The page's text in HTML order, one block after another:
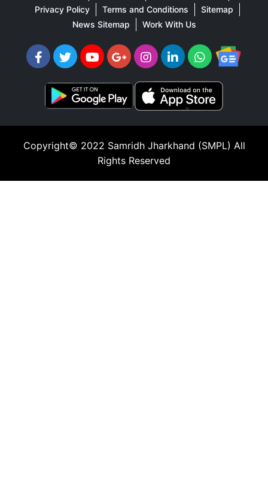
Privacy Policy
Terms and Conditions
Sitemap
News Sitemap
Work With Us
Copyright© 2022 Samridh Jharkhand (SMPL) All
Rights Reserved